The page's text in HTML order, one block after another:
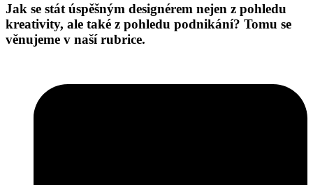
Jak se stát úspěšným designérem nejen z pohledu
kreativity, ale také z pohledu podnikání? Tomu se
věnujeme v naší rubrice.